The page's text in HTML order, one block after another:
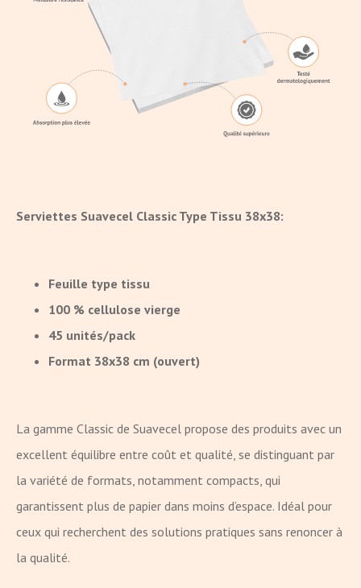
Serviettes Suavecel Classic Type Tissu 38x38:
Feuille type tissu
100 % cellulose vierge
45 unités/pack
Format 38x38 cm (ouvert)
La gamme Classic de Suavecel propose des produits avec un
excellent équilibre entre coût et qualité, se distinguant par
la variété de formats, notamment compacts, qui
garantissent plus de papier dans moins d’espace. Idéal pour
ceux qui recherchent des solutions pratiques sans renoncer à
la qualité.